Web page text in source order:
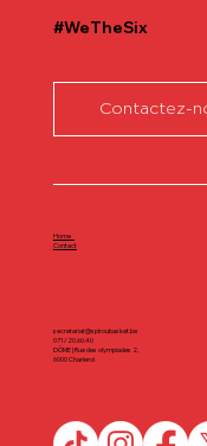
#WeTheSix
Contactez-
secretariat@spiroubasket.be
071/20.60.40
DÔME | Rue des olympiades 2,
6000 Charleroi
Home
Contact